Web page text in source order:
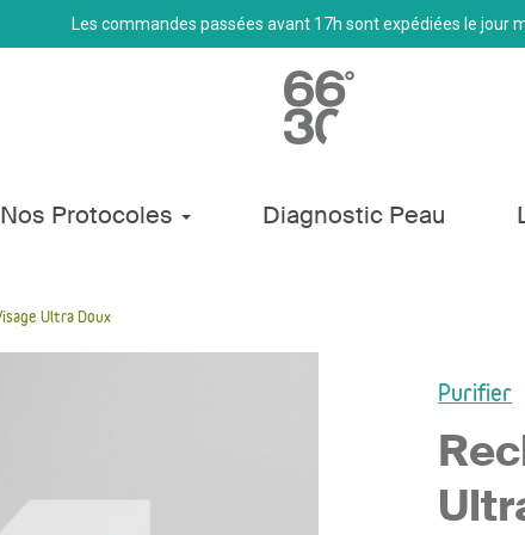
Les commandes passées avant 17h sont expédiées le jour
Nos Protocoles Diagnostic Peau
Ultra Doux
Purifier